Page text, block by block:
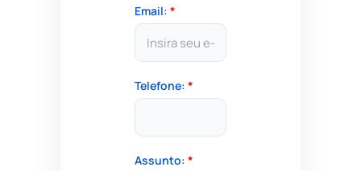
Email: *
Telefone: *
Assunto: *